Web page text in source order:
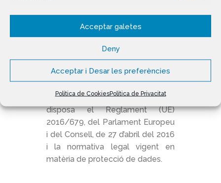
Acceptar galetes
Deny
Acceptar i Desar les preferències
Política de CookiesPolítica de Privacitat
Quina és la legitimació
per al tractament de les
seves dades?
La base legal per al tractament de
les seves dades és segons el que
disposa el Reglament (UE)
2016/679, del Parlament Europeu
i del Consell, de 27 d’abril del 2016
i la normativa legal vigent en
matèria de protecció de dades.